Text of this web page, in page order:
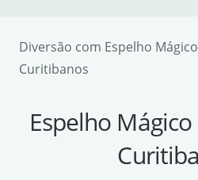
Diversão com Espelho
Curitibanos
Espelho